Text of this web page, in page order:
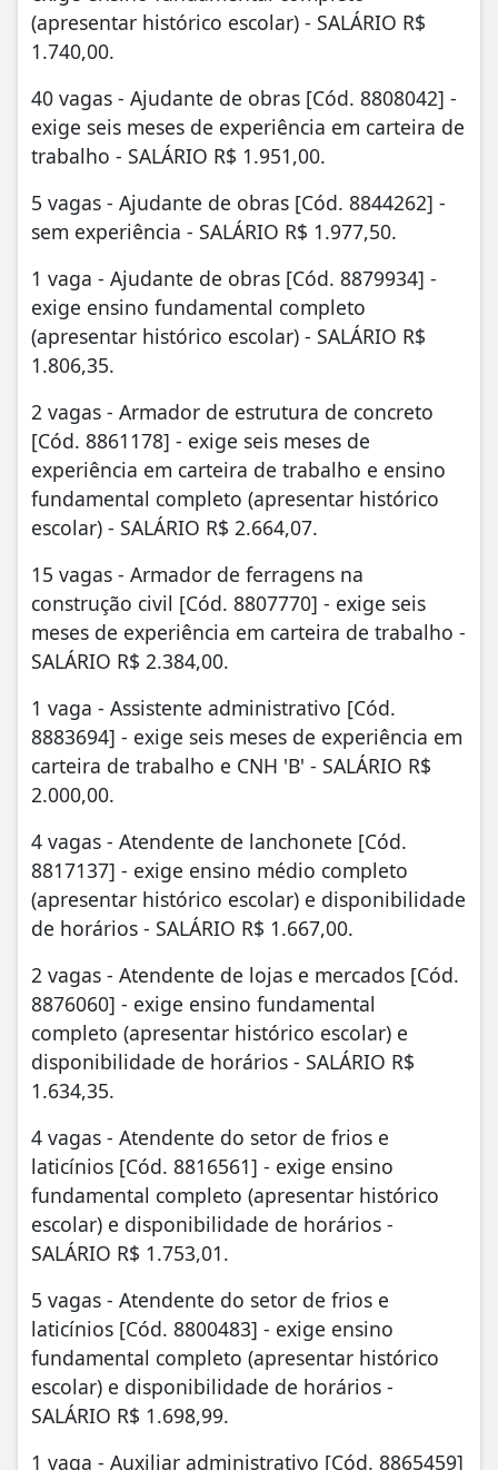
(apresentar histórico escolar) - SALÁRIO R$
1.740,00.
40 vagas - Ajudante de obras [Cód. 8808042] -
exige seis meses de experiência em carteira de
trabalho - SALÁRIO R$ 1.951,00.
5 vagas - Ajudante de obras [Cód. 8844262] -
sem experiência - SALÁRIO R$ 1.977,50.
1 vaga - Ajudante de obras [Cód. 8879934] -
exige ensino fundamental completo
(apresentar histórico escolar) - SALÁRIO R$
1.806,35.
2 vagas - Armador de estrutura de concreto
[Cód. 8861178] - exige seis meses de
experiência em carteira de trabalho e ensino
fundamental completo (apresentar histórico
escolar) - SALÁRIO R$ 2.664,07.
15 vagas - Armador de ferragens na
construção civil [Cód. 8807770] - exige seis
meses de experiência em carteira de trabalho -
SALÁRIO R$ 2.384,00.
1 vaga - Assistente administrativo [Cód.
8883694] - exige seis meses de experiência em
carteira de trabalho e CNH 'B' - SALÁRIO R$
2.000,00.
4 vagas - Atendente de lanchonete [Cód.
8817137] - exige ensino médio completo
(apresentar histórico escolar) e disponibilidade
de horários - SALÁRIO R$ 1.667,00.
2 vagas - Atendente de lojas e mercados [Cód.
8876060] - exige ensino fundamental
completo (apresentar histórico escolar) e
disponibilidade de horários - SALÁRIO R$
1.634,35.
4 vagas - Atendente do setor de frios e
laticínios [Cód. 8816561] - exige ensino
fundamental completo (apresentar histórico
escolar) e disponibilidade de horários -
SALÁRIO R$ 1.753,01.
5 vagas - Atendente do setor de frios e
laticínios [Cód. 8800483] - exige ensino
fundamental completo (apresentar histórico
escolar) e disponibilidade de horários -
SALÁRIO R$ 1.698,99.
1 vaga - Auxiliar administrativo [Cód. 8865459]